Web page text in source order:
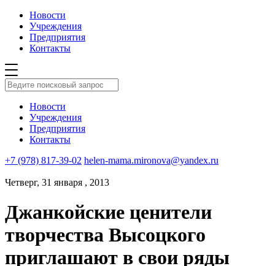
Новости
Учреждения
Предприятия
Контакты
Новости
Учреждения
Предприятия
Контакты
+7 (978) 817-39-02 helen-mama.mironova@yandex.ru
Четверг, 31 января , 2013
Джанкойские ценители
творчества Высоцкого
приглашают в свои ряды